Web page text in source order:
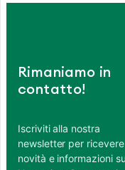
Rimaniamo in
contatto!
Iscriviti alla nostra
newsletter per ricevere
novità e informazioni su